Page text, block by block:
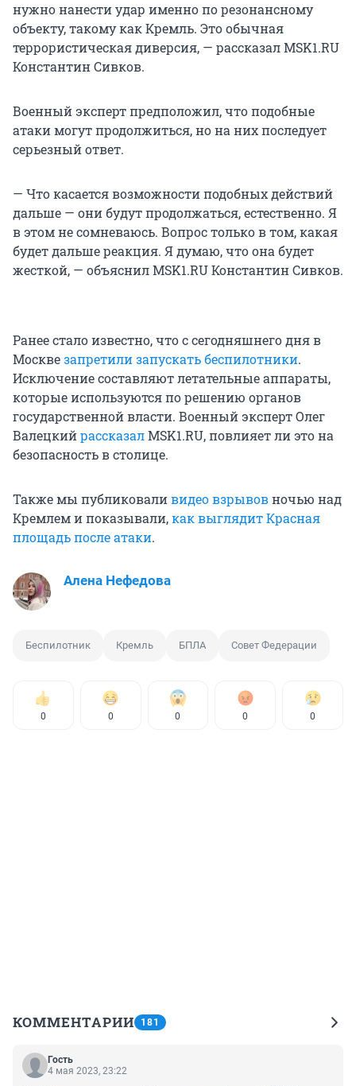
нужно нанести удар именно по резонансному
объекту, такому как Кремль. Это обычная
террористическая диверсия, — рассказал MSK1.RU
Константин Сивков.
Военный эксперт предположил, что подобные
атаки могут продолжиться, но на них последует
серьезный ответ.
— Что касается возможности подобных действий
дальше — они будут продолжаться, естественно. Я
в этом не сомневаюсь. Вопрос только в том, какая
будет дальше реакция. Я думаю, что она будет
жесткой, — объяснил MSK1.RU Константин Сивков.
Ранее стало известно, что с сегодняшнего дня в
Москвезапретили запускать беспилотники.
Исключение составляют летательные аппараты,
которые используются по решению органов
государственной власти. Военный эксперт Олег
ВалецкийрассказалMSK1.RU, повлияет ли это на
безопасность в столице.
Также мы публиковаливидео взрывовночью над
Кремлем и показывали,как выглядит Красная
площадь после атаки.
Алена Нефедова
Беспилотник Кремль БПЛА Совет Федерации
0 0 0 0 0
КОММЕНТАРИИ 181
Гость
4 мая 2023, 23:22